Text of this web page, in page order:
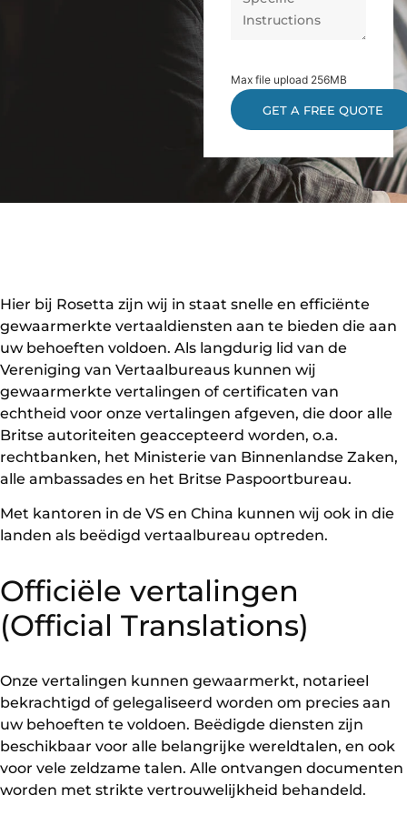
Max file upload 256MB
Hier bij Rosetta zijn wij in staat snelle en efficiënte
gewaarmerkte vertaaldiensten aan te bieden die aan
uw behoeften voldoen. Als langdurig lid van de
Vereniging van Vertaalbureaus kunnen wij
gewaarmerkte vertalingen of certificaten van
echtheid voor onze vertalingen afgeven, die door alle
Britse autoriteiten geaccepteerd worden, o.a.
rechtbanken, het Ministerie van Binnenlandse Zaken,
alle ambassades en het Britse Paspoortbureau.
Met kantoren in de VS en China kunnen wij ook in die
landen als beëdigd vertaalbureau optreden.
Officiële vertalingen
(Official Translations)
Onze vertalingen kunnen gewaarmerkt, notarieel
bekrachtigd of gelegaliseerd worden om precies aan
uw behoeften te voldoen. Beëdigde diensten zijn
beschikbaar voor alle belangrijke wereldtalen, en ook
voor vele zeldzame talen. Alle ontvangen documenten
worden met strikte vertrouwelijkheid behandeld.